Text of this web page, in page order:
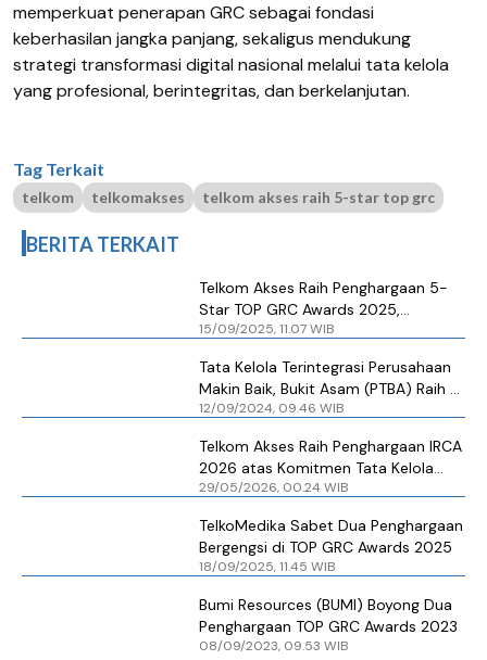
memperkuat penerapan GRC sebagai fondasi
keberhasilan jangka panjang, sekaligus mendukung
strategi transformasi digital nasional melalui tata kelola
yang profesional, berintegritas, dan berkelanjutan.
Tag Terkait
telkom telkomakses telkom akses raih 5-star top grc
BERITA TERKAIT
Telkom Akses Raih Penghargaan 5-
Star TOP GRC Awards 2025,
Kukuhkan Komitmen Tata Kelola dan
15/09/2025, 11.07 WIB
Tata Kelola Terintegrasi Perusahaan
Makin Baik, Bukit Asam (PTBA) Raih 4
Penghargaan TOP GRC Awards
12/09/2024, 09.46 WIB
Telkom Akses Raih Penghargaan IRCA
2026 atas Komitmen Tata Kelola
dan Kepatuhan Regulasi
29/05/2026, 00.24 WIB
TelkoMedika Sabet Dua Penghargaan
Bergengsi di TOP GRC Awards 2025
18/09/2025, 11.45 WIB
Bumi Resources (BUMI) Boyong Dua
Penghargaan TOP GRC Awards 2023
08/09/2023, 09.53 WIB